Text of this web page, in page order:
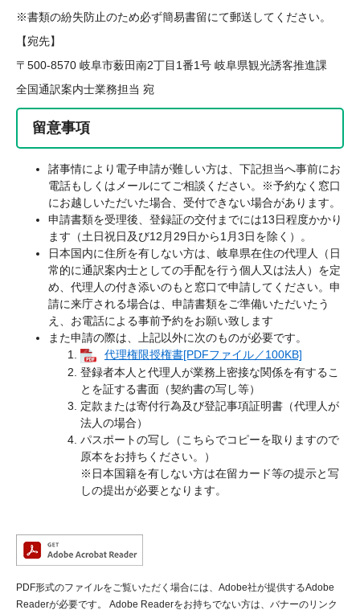
※書類の紛失防止のため必ず簡易書留にて郵送してください。
【宛先】
〒500-8570 岐阜市薮田南2丁目1番1号 岐阜県観光誘客推進課
全国通訳案内士業務担当 宛
留意事項
諸事情により電子申請が難しい方は、下記担当へ事前にお
電話もしくはメールにてご相談ください。※予約なく窓口
にお越しいただいた場合、受付できない場合があります。
申請書類を受理後、登録証の交付までには13日程度かかり
ます（土日祝日及び12月29日から1月3日を除く）。
日本国内に住所を有しない方は、岐阜県在住の代理人（日
常的に通訳案内士としての手配を行う個人又は法人）を定
め、代理人の付き添いのもと窓口で申請してください。申
請に来庁される場合は、申請書類をご準備いただいたう
え、お電話による事前予約をお願い致します
また申請の際は、上記以外に次のものが必要です。
代理権限授権書[PDFファイル／100KB]
登録者本人と代理人が業務上密接な関係を有するこ
とを証する書面（契約書の写し等）
定款または寄付行為及び登記事項証明書（代理人が
法人の場合）
パスポートの写し（こちらでコピーを取りますので
原本をお持ちください。）
※日本国籍を有しない方は在留カード等の提示と写
しの提出が必要となります。
PDF形式のファイルをご覧いただく場合には、Adobe社が提供するAdobe
Readerが必要です。
Adobe Readerをお持ちでない方は、バナーのリンク